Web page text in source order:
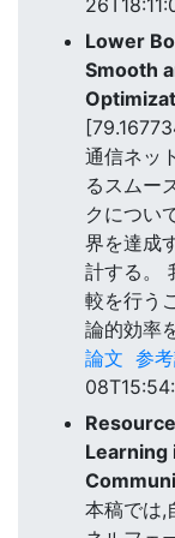
Lower
Smooth
通信ネッ
るスムー
クについ
界を達成
計する。
較を行う
論的効率
論文 参
Learning
本稿では,